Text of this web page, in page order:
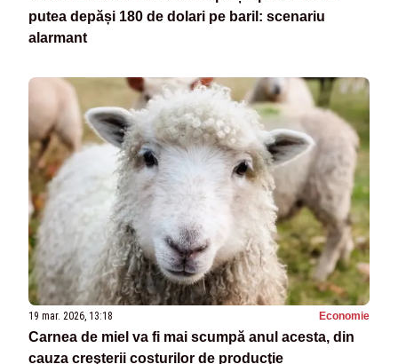
putea depăși 180 de dolari pe baril: scenariu
alarmant
19 mar. 2026, 13:18 Economie
Carnea de miel va fi mai scumpă anul acesta, din
cauza creşterii costurilor de producţie